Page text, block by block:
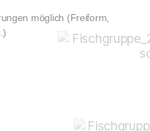
möglich (Freiform,